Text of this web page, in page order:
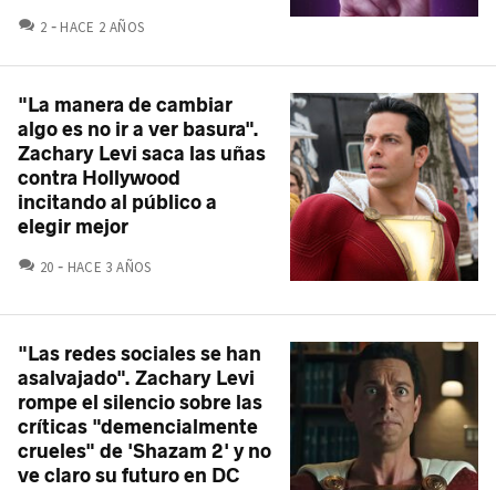
2 COMENTARIOS
HACE 2 AÑOS
"La manera de cambiar
algo es no ir a ver basura".
Zachary Levi saca las uñas
contra Hollywood
incitando al público a
elegir mejor
20 COMENTARIOS
HACE 3 AÑOS
"Las redes sociales se han
asalvajado". Zachary Levi
rompe el silencio sobre las
críticas "demencialmente
crueles" de 'Shazam 2' y no
ve claro su futuro en DC